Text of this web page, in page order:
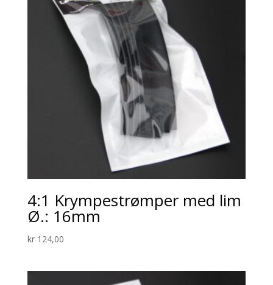
4:1 Krympestrømper med lim
Ø.: 16mm
kr124,00